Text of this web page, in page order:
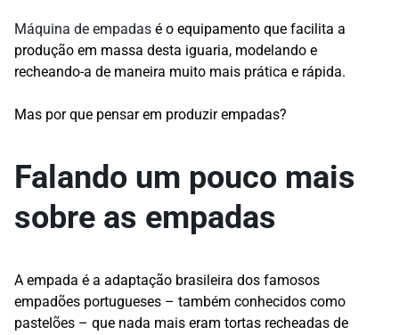
Máquina de empadas é o equipamento que facilita a
produção em massa desta iguaria, modelando e
recheando-a de maneira muito mais prática e rápida.
Mas por que pensar em produzir empadas?
Falando um pouco mais
sobre as empadas
A empada é a adaptação brasileira dos famosos
empadões portugueses – também conhecidos como
pastelões – que nada mais eram tortas recheadas de